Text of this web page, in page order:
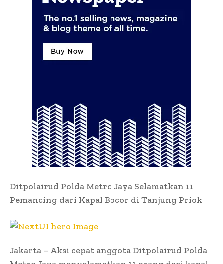
Ditpolairud Polda Metro Jaya Selamatkan 11
Pemancing dari Kapal Bocor di Tanjung Priok
Jakarta – Aksi cepat anggota Ditpolairud Polda